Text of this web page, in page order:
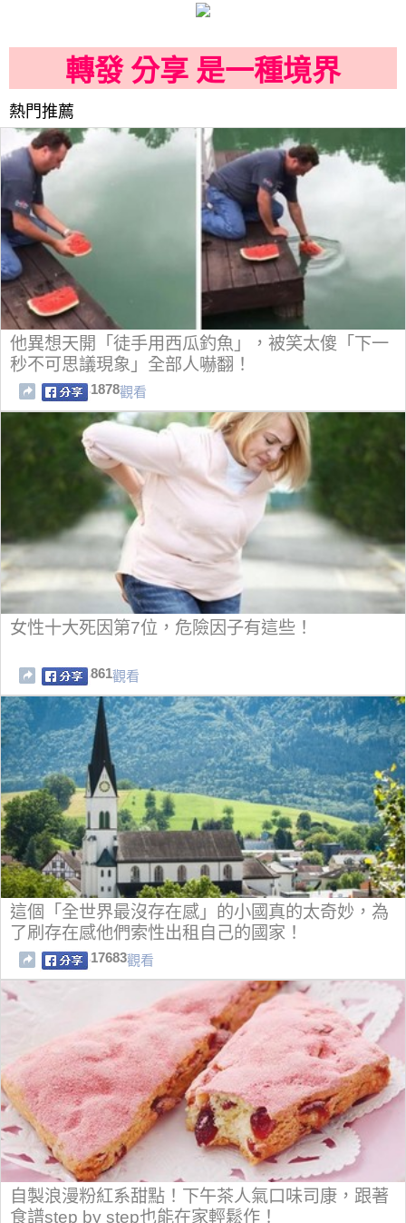
轉發 分享 是一種境界
熱門推薦
他異想天開「徒手用西瓜釣魚」，被笑太傻「下一
秒不可思議現象」全部人嚇翻！
1878觀看
女性十大死因第7位，危險因子有這些！
861觀看
這個「全世界最沒存在感」的小國真的太奇妙，為
了刷存在感他們索性出租自己的國家！
17683觀看
自製浪漫粉紅系甜點！下午茶人氣口味司康，跟著
食譜step by step也能在家輕鬆作！